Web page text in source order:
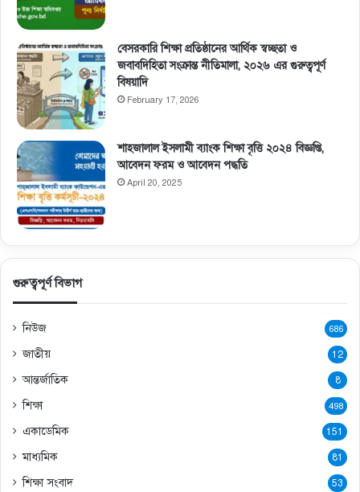
বেসরকারি শিক্ষা প্রতিষ্ঠানের আর্থিক স্বচ্ছতা ও
জবাবদিহিতা সংক্রান্ত নীতিমালা, ২০২৬ এর গুরুত্বপূর্ণ
বিষয়াদি
February 17, 2026
শাহজালাল ইসলামী ব্যাংক শিক্ষা বৃত্তি ২০২৪ বিজ্ঞপ্তি,
আবেদন ফরম ও আবেদন পদ্ধতি
April 20, 2025
গুরুত্বপূর্ণ বিভাগ
নিউজ 686
জাতীয় 12
আন্তর্জাতিক 8
শিক্ষা 498
একাডেমিক 151
মাধ্যমিক 81
শিক্ষা সংবাদ 53